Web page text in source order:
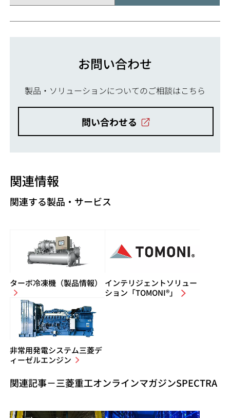
お問い合わせ
製品・ソリューションについてのご相談はこちら
問い合わせる
関連情報
関連する製品・サービス
ターボ冷凍機（製品情報）
インテリジェントソリュー
ション「TOMONI®」
非常用発電システム三菱デ
ィーゼルエンジン
関連記事－三菱重工オンラインマガジンSPECTRA